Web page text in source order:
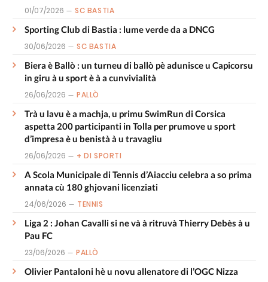
01/07/2026 SC BASTIA
Sporting Club di Bastia : lume verde da a DNCG
30/06/2026 SC BASTIA
Biera è Ballò : un turneu di ballò pè adunisce u Capicorsu
in giru à u sport è à a cunvivialità
26/06/2026 PALLÒ
Trà u lavu è a machja, u primu SwimRun di Corsica
aspetta 200 participanti in Tolla per prumove u sport
d’impresa è u benistà à u travagliu
26/06/2026 + DI SPORTI
A Scola Municipale di Tennis d’Aiacciu celebra a so prima
annata cù 180 ghjovani licenziati
24/06/2026 TENNIS
Liga 2 : Johan Cavalli si ne và à ritruvà Thierry Debès à u
Pau FC
23/06/2026 PALLÒ
Olivier Pantaloni hè u novu allenatore di l’OGC Nizza